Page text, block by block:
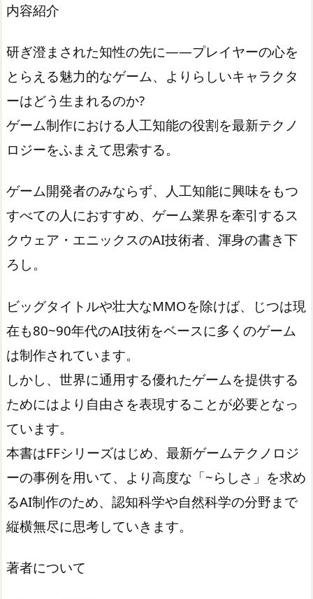
内容紹介
研ぎ澄まされた知性の先に――プレイヤーの心を
とらえる魅力的なゲーム、よりらしいキャラクタ
ーはどう生まれるのか?
ゲーム制作における人工知能の役割を最新テクノ
ロジーをふまえて思索する。
ゲーム開発者のみならず、人工知能に興味をもつ
すべての人におすすめ、ゲーム業界を牽引するス
クウェア・エニックスのAI技術者、渾身の書き下
ろし。
ビッグタイトルや壮大なMMOを除けば、じつは現
在も80~90年代のAI技術をベースに多くのゲーム
は制作されています。
しかし、世界に通用する優れたゲームを提供する
ためにはより自由さを表現することが必要となっ
ています。
本書はFFシリーズはじめ、最新ゲームテクノロジ
ーの事例を用いて、より高度な「~らしさ」を求め
るAI制作のため、認知科学や自然科学の分野まで
縦横無尽に思考していきます。
著者について